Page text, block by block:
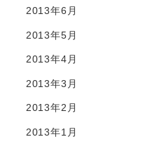
2013年6月
2013年5月
2013年4月
2013年3月
2013年2月
2013年1月